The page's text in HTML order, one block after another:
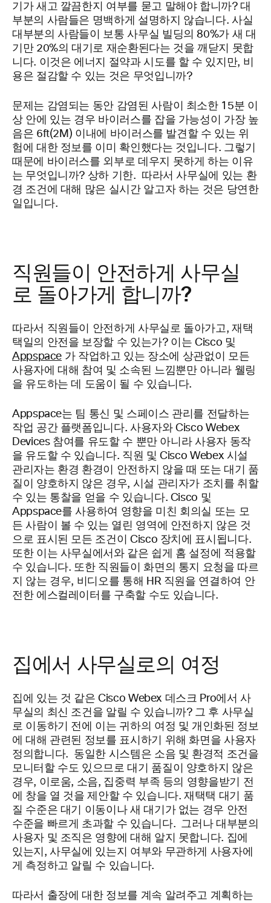
기가 새고 깔끔한지 여부를 묻고 말해야 합니까? 대
부분의 사람들은 명백하게 설명하지 않습니다. 사실
대부분의 사람들이 보통 사무실 빌딩의 80%가 새 대
기만 20%의 대기로 재순환된다는 것을 깨닫지 못합
니다. 이것은 에너지 절약과 시도를 할 수 있지만, 비
용은 절감할 수 있는 것은 무엇입니까?
문제는 감염되는 동안 감염된 사람이 최소한 15분 이
상 안에 있는 경우 바이러스를 잡을 가능성이 가장 높
음은 6ft(2M) 이내에 바이러스를 발견할 수 있는 위
험에 대한 정보를 이미 확인했다는 것입니다. 그렇기
때문에 바이러스를 외부로 데우지 못하게 하는 이유
는 무엇입니까? 상하 기한. 따라서 사무실에 있는 환
경 조건에 대해 많은 실시간 알고자 하는 것은 당연한
일입니다.
직원들이 안전하게 사무실
로 돌아가게 합니까?
따라서 직원들이 안전하게 사무실로 돌아가고, 재택
택일의 안전을 보장할 수 있는가? 이는 Cisco 및
Appspace 가 작업하고 있는 장소에 상관없이 모든
사용자에 대해 참여 및 소속된 느낌뿐만 아니라 웰링
을 유도하는 데 도움이 될 수 있습니다.
Appspace는 팀 통신 및 스페이스 관리를 전달하는
작업 공간 플랫폼입니다. 사용자와 Cisco Webex
Devices 참여를 유도할 수 뿐만 아니라 사용자 동작
을 유도할 수 있습니다. 직원 및 Cisco Webex 시설
관리자는 환경 환경이 안전하지 않을 때 또는 대기 품
질이 양호하지 않은 경우, 시설 관리자가 조치를 취할
수 있는 통찰을 얻을 수 있습니다. Cisco 및
Appspace를 사용하여 영향을 미친 회의실 또는 모
든 사람이 볼 수 있는 열린 영역에 안전하지 않은 것
으로 표시된 모든 조건이 Cisco 장치에 표시됩니다.
또한 이는 사무실에서와 같은 쉽게 홈 설정에 적용할
수 있습니다. 또한 직원들이 화면의 통지 요청을 따르
지 않는 경우, 비디오를 통해 HR 직원을 연결하여 안
전한 에스컬레이터를 구축할 수도 있습니다.
집에서 사무실로의 여정
집에 있는 것 같은 Cisco Webex 데스크 Pro에서 사
무실의 최신 조건을 알릴 수 있습니까? 그 후 사무실
로 이동하기 전에 이는 귀하의 여정 및 개인화된 정보
에 대해 관련된 정보를 표시하기 위해 화면을 사용자
정의합니다. 동일한 시스템은 소음 및 환경적 조건을
모니터할 수도 있으므로 대기 품질이 양호하지 않은
경우, 이로움, 소음, 집중력 부족 등의 영향을받기 전
에 창을 열 것을 제안할 수 있습니다. 재택택 대기 품
질 수준은 대기 이동이나 새 대기가 없는 경우 안전
수준을 빠르게 초과할 수 있습니다. 그러나 대부분의
사용자 및 조직은 영향에 대해 알지 못합니다. 집에
있는지, 사무실에 있는지 여부와 무관하게 사용자에
게 측정하고 알릴 수 있습니다.
따라서 출장에 대한 정보를 계속 알려주고 계획하는